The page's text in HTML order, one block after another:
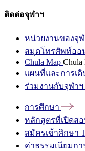
ติดต่อจุฬาฯ
หน่วยงานของจุฬ
สมุดโทรศัพท์ออ
Chula Map Chula
แผนที่และการเดิ
ร่วมงานกับจุฬาฯ
การศึกษา
หลักสูตรที่เปิดส
สมัครเข้าศึกษา
ค่าธรรมเนียมก